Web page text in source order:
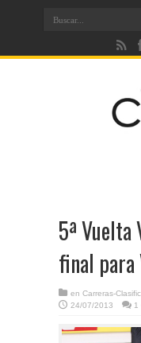
5ª Vuelta
final para
en Carreras-
24/07/2013
1